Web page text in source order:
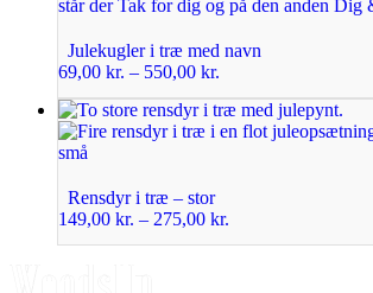
Julekugler i træ med navn
69,00 kr. – 550,00 kr.
Rensdyr i træ – stor
149,00 kr. – 275,00 kr.